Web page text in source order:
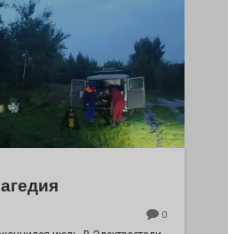
0